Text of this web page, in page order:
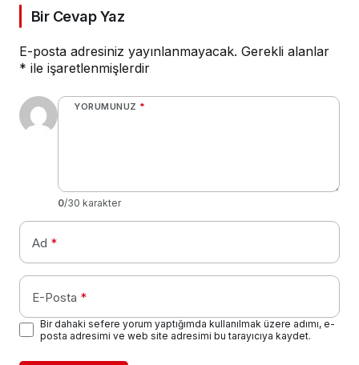
Bir Cevap Yaz
E-posta adresiniz yayınlanmayacak. Gerekli alanlar
* ile işaretlenmişlerdir
YORUMUNUZ *
0/30 karakter
Ad *
E-Posta *
Bir dahaki sefere yorum yaptığımda kullanılmak üzere adımı, e-
posta adresimi ve web site adresimi bu tarayıcıya kaydet.